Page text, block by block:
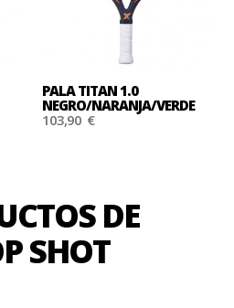
PALA TITAN 1.0
NEGRO/NARANJA/VERDE
103,90 €
DE
SHOT